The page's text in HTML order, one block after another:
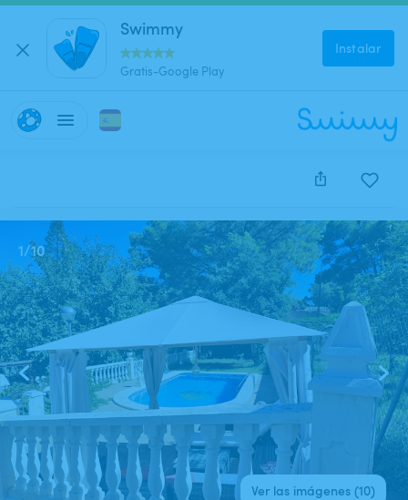
Swimmy
Gratis-Google Play
Instalar
Este anuncio está cerrado y no se puede reservar.
1/10
Ver las imágenes (10)